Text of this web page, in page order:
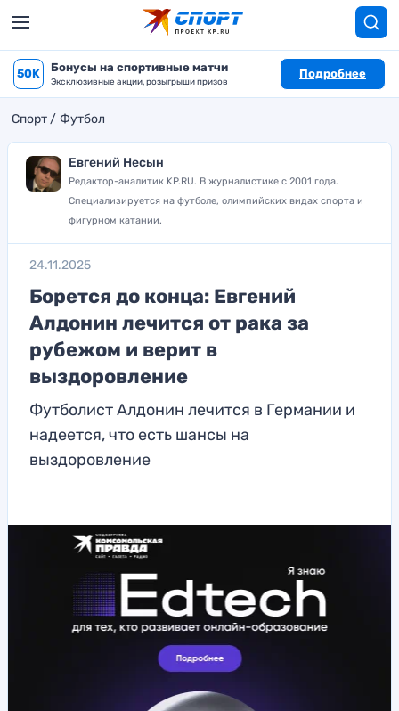
50K Бонусы на спортивные матчи
Эксклюзивные акции, розыгрыши призов
Подробнее
Спорт Футбол
Евгений Несын
Редактор-аналитик KP.RU. В журналистике с 2001 года.
Специализируется на футболе, олимпийских видах спорта и
фигурном катании.
24.11.2025
Борется до конца: Евгений
Алдонин лечится от рака за
рубежом и верит в
выздоровление
Футболист Алдонин лечится в Германии и
надеется, что есть шансы на
выздоровление